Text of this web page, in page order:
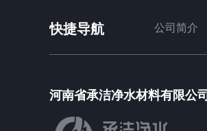
快捷导航 公司简介
河南省承洁净水材料有限公司